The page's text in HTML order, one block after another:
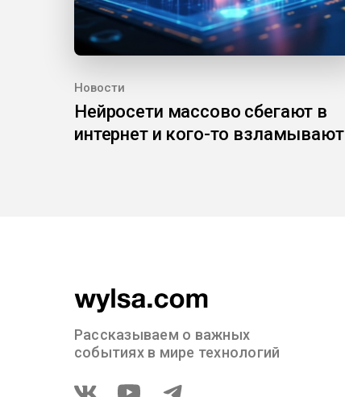
Новости
Нейросети массово сбегают в
интернет и кого-то взламывают
Рассказываем о важных
событиях в мире технологий